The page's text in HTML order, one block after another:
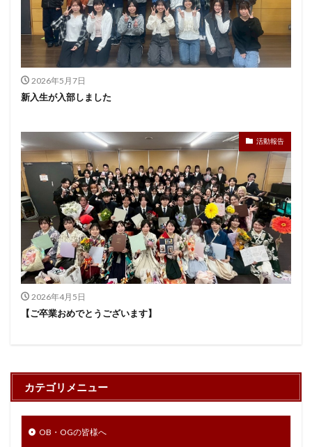
2026年5月7日
新入生が入部しました
活動報告
2026年4月5日
【ご卒業おめでとうございます】
カテゴリメニュー
OB・OGの皆様へ